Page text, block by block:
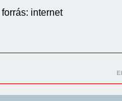
forrás: internet